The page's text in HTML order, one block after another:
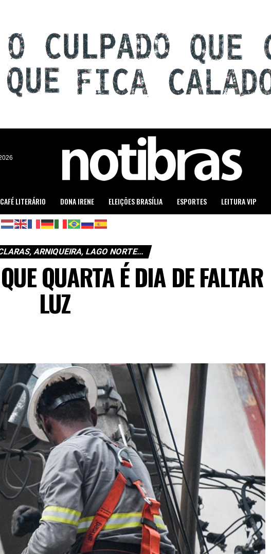
CAFÉ LITERÁRIO DONA IRENE ELEIÇÕES BRASÍLIA ESPORTES LEITURA VIP
ARNIQUEIRA, LAGO NORTE...
QUARTA É DIA DE FALTAR
LUZ